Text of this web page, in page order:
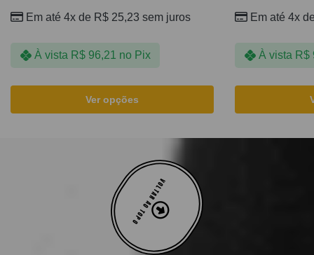
Em até 4x de R$ 25,23 sem juros
À vista R$96,21 no Pix
Ver opções
Em até 4x
À vista R$
VOLTAR AO TOPO